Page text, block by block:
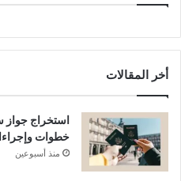
أخر المقالات
استخراج جواز
خطوات
منذ أسبوعين